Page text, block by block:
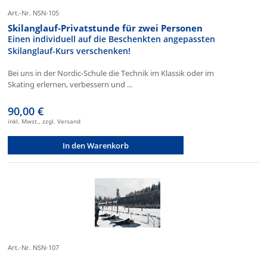
Art.-Nr. NSN-105
Skilanglauf-Privatstunde für zwei Personen
Einen individuell auf die Beschenkten angepassten
Skilanglauf-Kurs verschenken!
Bei uns in der Nordic-Schule die Technik im Klassik oder im
Skating erlernen, verbessern und ...
90,00 €
inkl. Mwst., zzgl. Versand
In den Warenkorb
Art.-Nr. NSN-107